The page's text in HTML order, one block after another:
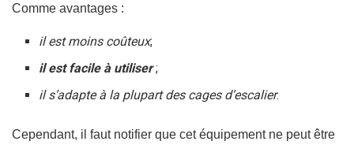
Comme avantages :
il est moins coûteux;
il est facile à utiliser;
il s’adapte à la plupart des cages d’escalier.
Cependant, il faut notifier que cet équipement ne peut être